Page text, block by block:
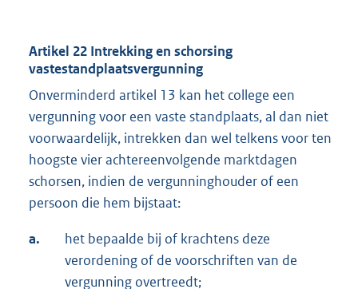
Artikel 22 Intrekking en schorsing
vastestandplaatsvergunning
Onverminderd artikel 13 kan het college een
vergunning voor een vaste standplaats, al dan niet
voorwaardelijk, intrekken dan wel telkens voor ten
hoogste vier achtereenvolgende marktdagen
schorsen, indien de vergunninghouder of een
persoon die hem bijstaat:
a.
het bepaalde bij of krachtens deze
verordening of de voorschriften van de
vergunning overtreedt;